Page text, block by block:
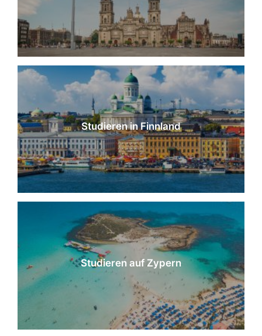
Studieren in Finnland
Studieren auf Zypern